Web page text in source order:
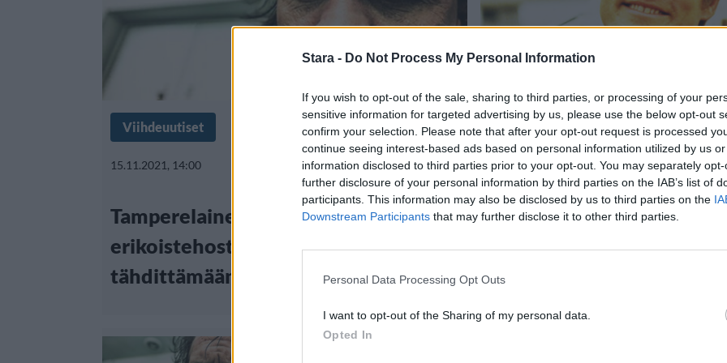
Stara - Do Not Process My Personal Information
If you wish to opt-out of the sale, sharing to third parties, or processing of your
sensitive information for targeted advertising by us, please use the below opt-out
confirm your selection. Please note that after your opt-out request is processed
continue seeing interest-based ads based on personal information utilized by us
information disclosed to third parties prior to your opt-out. You may separately
further disclosure of your personal information by third parties on the IAB’s list of
participants. This information may also be disclosed by us to third parties on the
Downstream Participants that may further disclose it to other third parties.
Personal Data Processing Opt Outs
I want to opt-out of the Sharing of my personal data.
Opted In
Viihdeuutiset
15.11.2021, 14:00
Tamperelainen yritys tekee
erikoistehosteita Tom Hardyn
tähdittämään Netflix-elokuvaan
Viihdeuutiset
1.6.2021, 10:00
Tom Hardy ja Woody
Marvel-tähtinä – odotettu
traileri julki